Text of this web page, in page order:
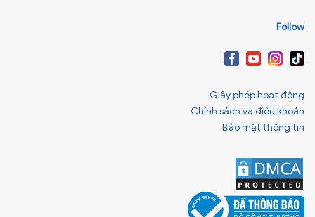
Follow
Giấy phép hoạt động
Chính sách và điều khoản
Bảo mật thông tin